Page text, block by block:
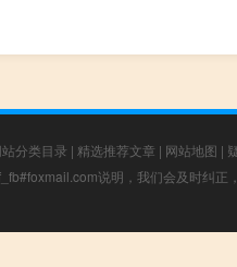
分类目录 | 精选推荐文章 | 网站地图 |
说明，我们会及时纠正